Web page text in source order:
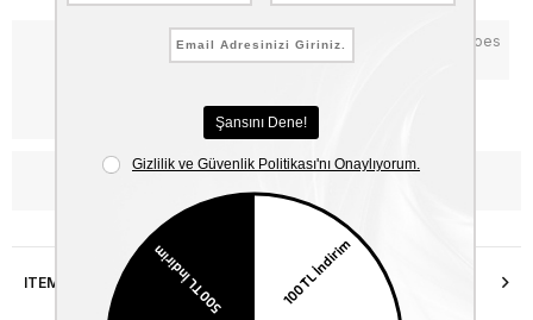
Critical Stock
Notify me when the price goes
down
ITEM FEATURES